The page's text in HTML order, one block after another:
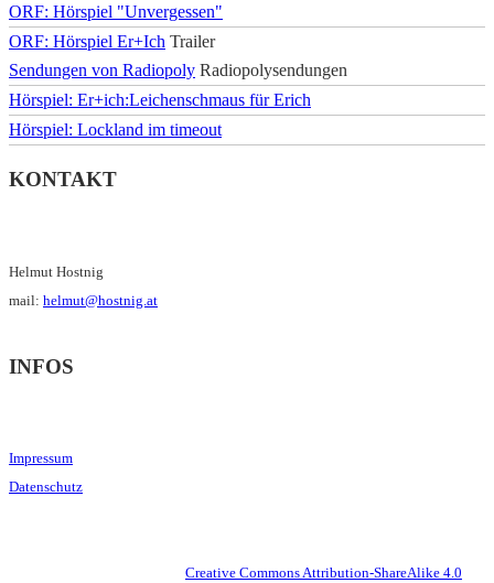
ORF: Hörspiel "Unvergessen"
ORF: Hörspiel Er+Ich Trailer
Sendungen von Radiopoly Radiopolysendungen
Hörspiel: Er+ich:Leichenschmaus für Erich
Hörspiel: Lockland im timeout
KONTAKT
Helmut Hostnig
mail: helmut@hostnig.at
INFOS
Impressum
Datenschutz
Creative Commons Attribution-ShareAlike 4.0